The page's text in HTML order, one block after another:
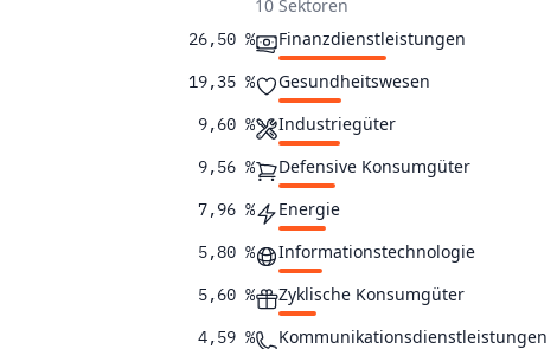
26,50 %
19,35 %
9,60 %
9,56 %
7,96 %
5,80 %
5,60 %
4,59 %
10 Sektoren
Finanzdienstleistungen
Gesundheitswesen
Industriegüter
Defensive Konsumgüter
Energie
Informationstechnologie
Zyklische Konsumgüter
Kommunikationsdienstleistungen